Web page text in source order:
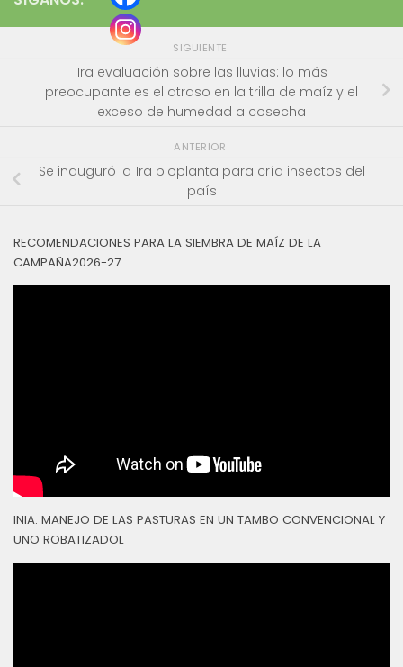
SIGUIENTE
1ra evaluación sobre las lluvias: lo más
preocupante es el atraso en la trilla de maíz y el
exceso de humedad a cosecha
ANTERIOR
Se inauguró la 1ra bioplanta para cría insectos del
país
RECOMENDACIONES PARA LA SIEMBRA DE MAÍZ DE LA
CAMPAÑA2026-27
INIA: MANEJO DE LAS PASTURAS EN UN TAMBO CONVENCIONAL Y
UNO ROBATIZADOL